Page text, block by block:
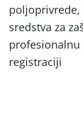
sredstva za
registraciji